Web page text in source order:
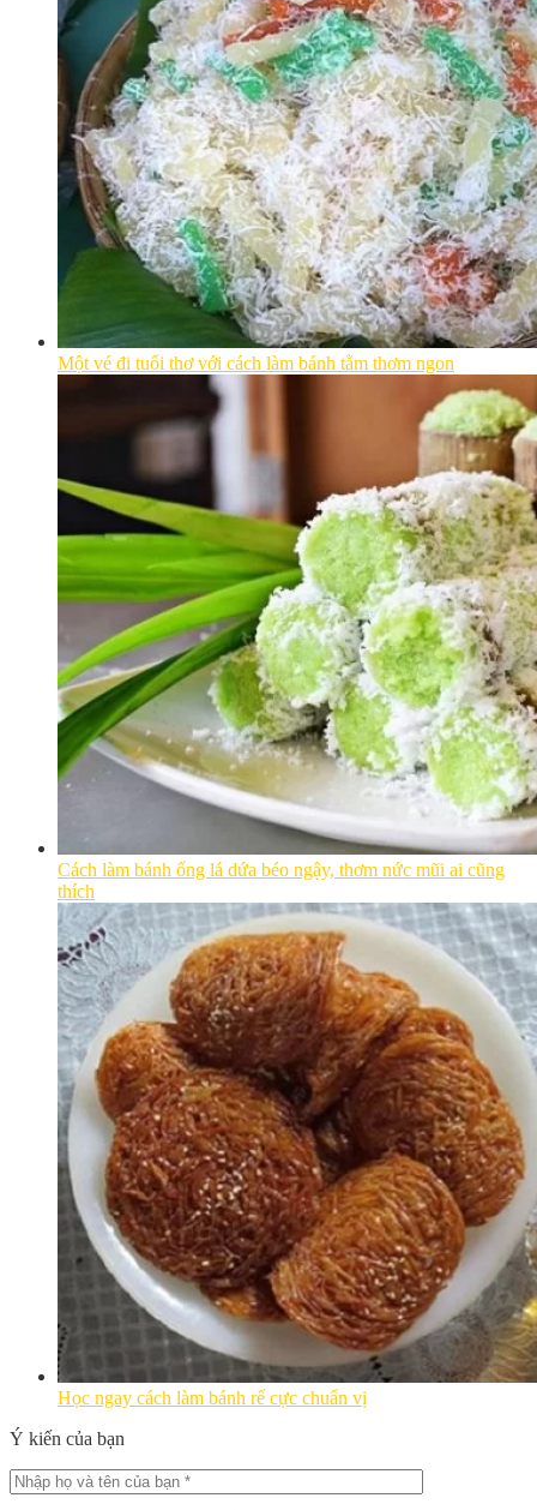
Một vé đi tuổi thơ với cách làm bánh tằm thơm ngon
Cách làm bánh ống lá dứa béo ngậy, thơm nức mũi ai cũng
thích
Học ngay cách làm bánh rế cực chuẩn vị
Ý kiến của bạn